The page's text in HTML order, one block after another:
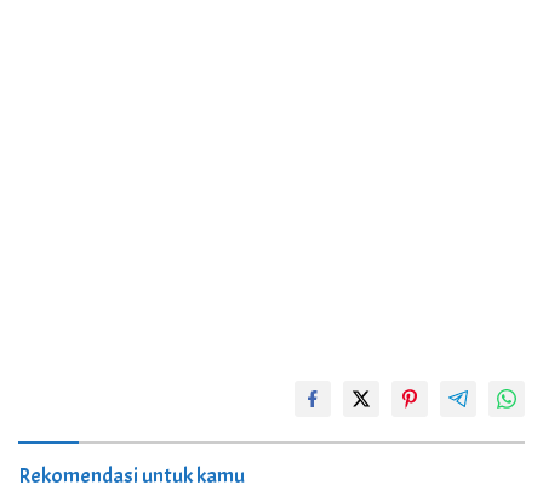
Rekomendasi untuk kamu